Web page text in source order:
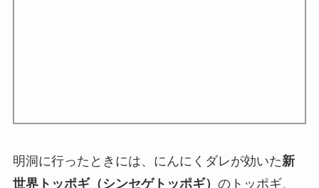
明洞に行ったときには、にんにくダレが効いた新
世界トッポギ（シンセゲトッポギ） のトッポギ、